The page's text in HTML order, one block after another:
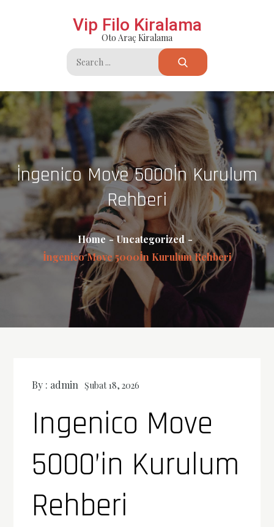
Vip Filo Kiralama
Oto Araç Kiralama
Search
for:
İngenico Move 5000İn Kurulum
Rehberi
Home
Uncategorized
İngenico Move 5000İn Kurulum Rehberi
By : admin Şubat 18, 2026
Ingenico Move
5000’in Kurulum
Rehberi